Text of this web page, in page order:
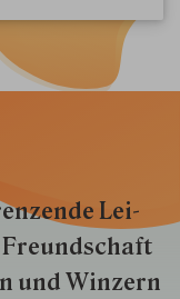
Lei­
und Win­zern